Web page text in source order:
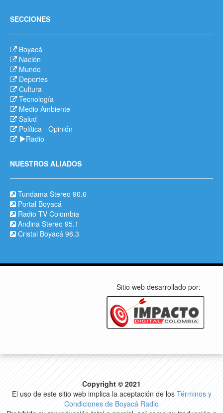
SECCIONES
Boyacá
Nación
Mundo
Deportes
Cultura
Tecnología
Medio Ambiente
Salud
Política - Opinión
Radio
NUESTROS ALIADOS
Tundama Stereo 90.6
Portal Boyacá
Radio TV Colombia
Andina Stereo 95.1
Cristal Boyacá 98.3
Sitio web desarrollado por:
Copyright © 2021
El uso de este sitio web implica la aceptación de los Términos y
Condiciones de Boyacá Radio